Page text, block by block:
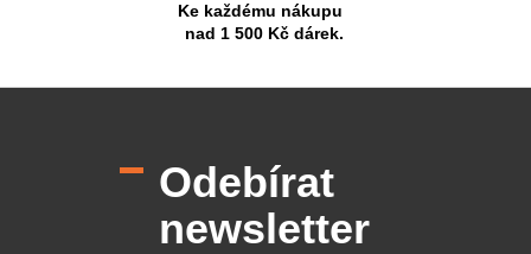
Ke každému nákupu
nad 1 500 Kč dárek.
Odebírat
newsletter